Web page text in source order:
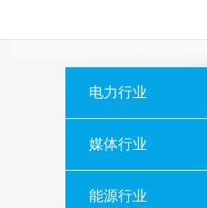
电力行业
媒体行业
能源行业